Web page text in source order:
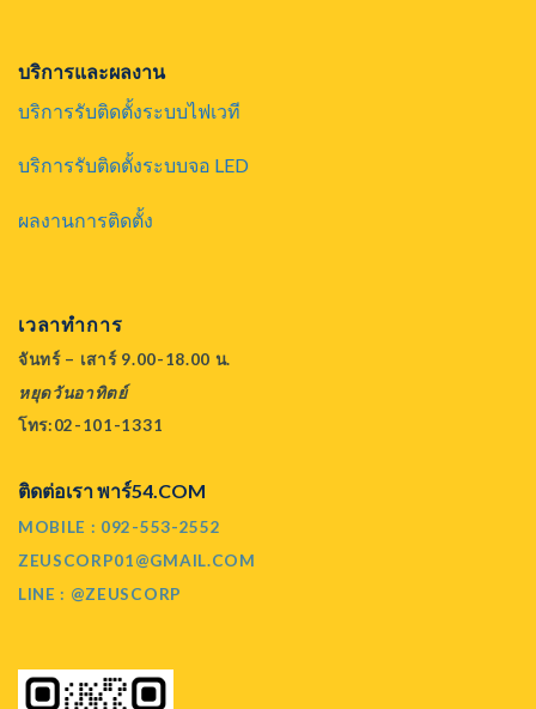
บริการและผลงาน
บริการรับติดตั้งระบบไฟเวที
บริการรับติดตั้งระบบจอ LED
ผลงานการติดตั้ง
เวลาทำการ
จันทร์ – เสาร์ 9.00-18.00 น.
หยุดวันอาทิตย์
โทร:02-101-1331
ติดต่อเรา พาร์54.COM
MOBILE : 092-553-2552
ZEUSCORP01@GMAIL.COM
LINE : @ZEUSCORP